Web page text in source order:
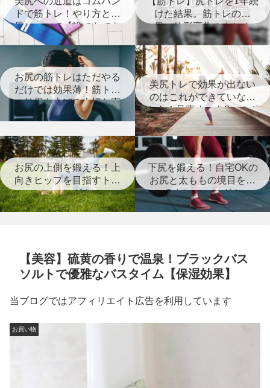
ドで筋トレ！やり方と効
果について【誰でもでき
る】
けた結果。筋トレの効
果、体形変化のまとめ
【経過写真あり】
お尻の筋トレはただやる
だけでは効果薄！筋トレ
の効果を上げる大切な事
とは？
美尻トレで効果が出ない
のはこれができていない
から！見直すべき8つのポ
イント【筋トレ】
お尻の上側を鍛える！上
向きヒップを目指すトレ
ーニング！
下尻を鍛える！自宅OKの
お尻と太ももの境目を作
るトレーニング！
【美容】硫黄の香りで温泉！ブラックバス
ソルトで優雅なバスタイム【保湿効果】
当ブログではアフィリエイト広告を利用しています
お買い物